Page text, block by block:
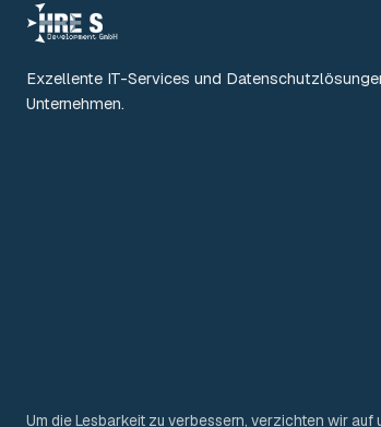
Exzellente IT-Services und
Unternehmen.
Um die Lesbarkeit zu verbessern, verzichten wir